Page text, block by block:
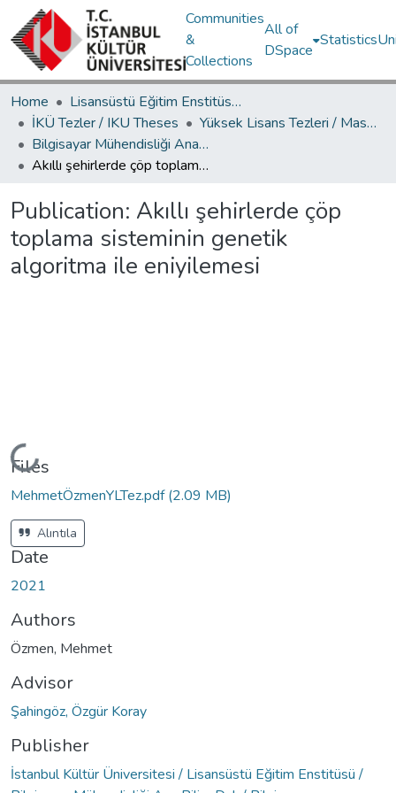
Communities
&
Collections
All of
DSpace
Statistics
Home
Lisansüstü Eğitim Enstitüsü / Postgraduate Education Institute
İKÜ Tezler / IKU Theses
Yüksek Lisans Tezleri / Master's Theses
Bilgisayar Mühendisliği Ana Bilim Dalı / Department of Computer Engineering
Akıllı şehirlerde çöp toplama sisteminin genetik algoritma ile eniyilemesi
Publication: Akıllı şehirlerde çöp
toplama sisteminin genetik
algoritma ile eniyilemesi
Loading...
Files
MehmetÖzmenYLTez.pdf(2.09 MB)
Alıntıla
Date
2021
Authors
Özmen, Mehmet
Advisor
Şahingöz, Özgür Koray
Publisher
İstanbul Kültür Üniversitesi / Lisansüstü Eğitim Enstitüsü /